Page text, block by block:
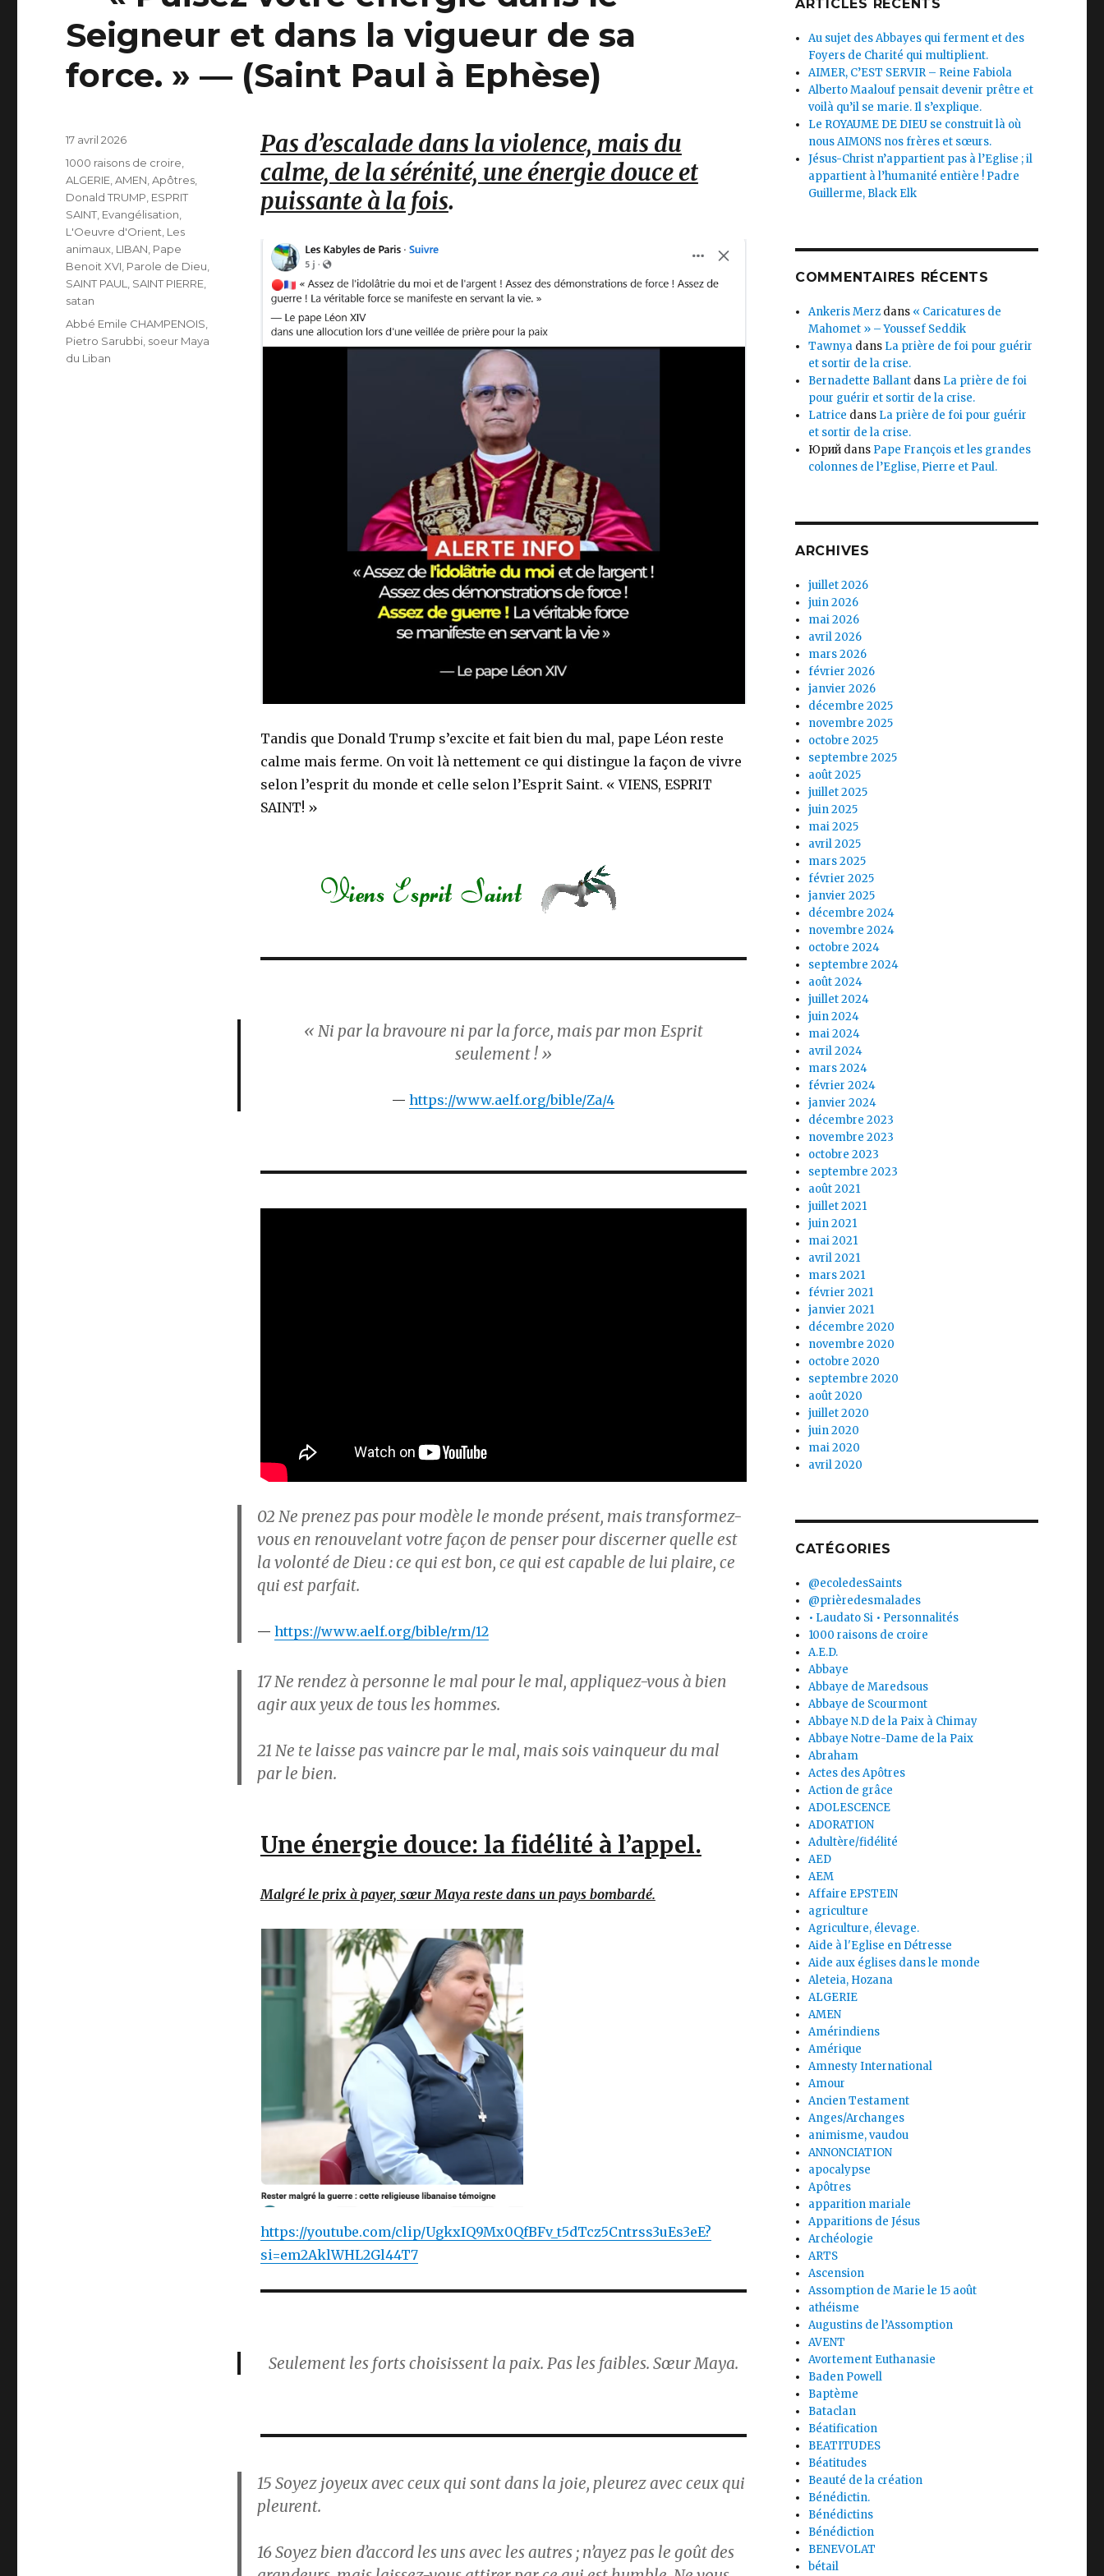
Seigneur et dans la vigueur de sa
force. » — (Saint Paul à Ephèse)
Pas d’escalade dans la violence, mais du
calme, de la sérénité, une énergie douce et
puissante à la fois.
Tandis que Donald Trump s’excite et fait bien du mal, pape Léon reste
calme mais ferme. On voit là nettement ce qui distingue la façon de vivre
selon l’esprit du monde et celle selon l’Esprit Saint. « VIENS, ESPRIT
SAINT! »
« Ni par la bravoure ni par la force, mais par mon Esprit
seulement ! »
https://www.aelf.org/bible/Za/4
02 Ne prenez pas pour modèle le monde présent, mais transformez-
vous en renouvelant votre façon de penser pour discerner quelle est
la volonté de Dieu : ce qui est bon, ce qui est capable de lui plaire, ce
qui est parfait.
https://www.aelf.org/bible/rm/12
17Ne rendez à personne le mal pour le mal, appliquez-vous à bien
agir aux yeux de tous les hommes.
21 Ne te laisse pas vaincre par le mal, mais sois vainqueur du mal
par le bien.
Une énergie douce: la fidélité à l’appel.
Malgré le prix à payer, sœur Maya reste dans un pays bombardé.
https://youtube.com/clip/UgkxIQ9Mx0QfBFv_t5dTcz5Cntrss3uEs3eE?
si=em2AklWHL2Gl44T7
Seulement les forts choisissent la paix. Pas les faibles. Sœur Maya.
15 Soyez joyeux avec ceux qui sont dans la joie, pleurez avec ceux qui
pleurent.
16Soyez bien d’accord les uns avec les autres ; n’ayez pas le goût des
Publié
17 avril 2026
Catégories
1000 raisons de croire
ALGERIE ,AMEN ,Apôtres
Donald TRUMP ESPRIT
SAINT Evangélisation
L'Oeuvre d'Orient Les
animaux LIBAN Pape
Benoit XVI Parole de Dieu
SAINT PAUL
SAINT PIERRE
satan
Étiquettes
Abbé Emile CHAMPENOIS
Pietro Sarubbi soeur Maya
du Liban
ARTICLES RÉCENTS
Au sujet des Abbayes qui ferment et des
Foyers de Charité qui multiplient.
AIMER, C’EST SERVIR – Reine Fabiola
Alberto Maalouf pensait devenir prêtre et
voilà qu’il se marie. Il s’explique.
Le ROYAUME DE DIEU se construit là où
nous AIMONS nos frères et sœurs.
Jésus-Christ n’appartient pas à l’Eglise ; il
appartient à l’humanité entière ! Padre
Guillerme, Black Elk
COMMENTAIRES RÉCENTS
Ankeris Merz dans « Caricatures de
Mahomet » – Youssef Seddik
Tawnya dans La prière de foi pour guérir
et sortir de la crise.
Bernadette Ballant dans La prière de foi
pour guérir et sortir de la crise.
Latrice dans La prière de foi pour guérir
et sortir de la crise.
Юрий dans Pape François et les grandes
colonnes de l’Eglise, Pierre et Paul.
ARCHIVES
juillet 2026
juin 2026
mai 2026
avril 2026
mars 2026
février 2026
janvier 2026
décembre 2025
novembre 2025
octobre 2025
septembre 2025
août 2025
juillet 2025
juin 2025
mai 2025
avril 2025
mars 2025
février 2025
janvier 2025
décembre 2024
novembre 2024
octobre 2024
septembre 2024
août 2024
juillet 2024
juin 2024
mai 2024
avril 2024
mars 2024
février 2024
janvier 2024
décembre 2023
novembre 2023
octobre 2023
septembre 2023
août 2021
juillet 2021
juin 2021
mai 2021
avril 2021
mars 2021
février 2021
janvier 2021
décembre 2020
novembre 2020
octobre 2020
septembre 2020
août 2020
juillet 2020
juin 2020
mai 2020
avril 2020
CATÉGORIES
@ecoledesSaints
@prièredesmalades
• Laudato Si • Personnalités
1000 raisons de croire
A.E.D.
Abbaye
Abbaye de Maredsous
Abbaye de Scourmont
Abbaye N.D de la Paix à Chimay
Abbaye Notre-Dame de la Paix
Abraham
Actes des Apôtres
Action de grâce
ADOLESCENCE
ADORATION
Adultère/fidélité
AED
AEM
Affaire EPSTEIN
agriculture
Agriculture, élevage.
Aide à l'Eglise en Détresse
Aide aux églises dans le monde
Aleteia, Hozana
ALGERIE
AMEN
Amérindiens
Amérique
Amnesty International
Amour
Ancien Testament
Anges/Archanges
animisme, vaudou
ANNONCIATION
apocalypse
Apôtres
apparition mariale
Apparitions de Jésus
Archéologie
ARTS
Ascension
Assomption de Marie le 15 août
athéisme
Augustins de l’Assomption
AVENT
Avortement Euthanasie
Baden Powell
Baptème
Bataclan
Béatification
BEATITUDES
Béatitudes
Beauté de la création
Bénédictin.
Bénédictins
Bénédiction
BENEVOLAT
bétail